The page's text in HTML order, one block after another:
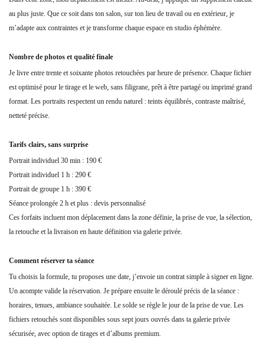
au plus juste. Que ce soit dans ton salon, sur ton lieu de travail ou en extérieur, je
m’adapte aux contraintes et je transforme chaque espace en studio éphémère.
Nombre de photos et qualité finale
Je livre entre trente et soixante photos retouchées par heure de présence. Chaque fichier
est optimisé pour le tirage et le web, sans filigrane, prêt à être partagé ou imprimé grand
format. Les portraits respectent un rendu naturel : teints équilibrés, contraste maîtrisé,
netteté précise.
Tarifs clairs, sans surprise
Portrait individuel 30 min : 190 €
Portrait individuel 1 h : 290 €
Portrait de groupe 1 h : 390 €
Séance prolongée 2 h et plus : devis personnalisé
Ces forfaits incluent mon déplacement dans la zone définie, la prise de vue, la sélection,
la retouche et la livraison en haute définition via galerie privée.
Comment réserver ta séance
Tu choisis la formule, tu proposes une date, j’envoie un contrat simple à signer en ligne.
Un acompte valide la réservation. Je prépare ensuite le déroulé précis de la séance :
horaires, tenues, ambiance souhaitée. Le solde se règle le jour de la prise de vue. Les
fichiers retouchés sont disponibles sous sept jours ouvrés dans ta galerie privée
sécurisée, avec option de tirages et d’albums premium.